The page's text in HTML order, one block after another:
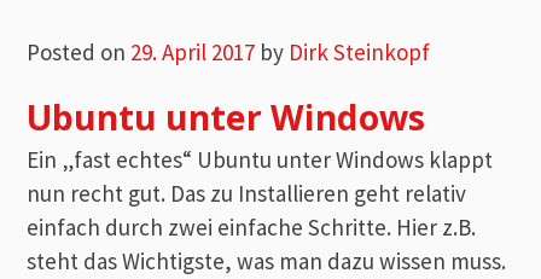
Posted on 29. April 2017 by Dirk Steinkopf
Ubuntu unter Windows
Ein „fast echtes“ Ubuntu unter Windows klappt
nun recht gut. Das zu Installieren geht relativ
einfach durch zwei einfache Schritte. Hier z.B.
steht das Wichtigste, was man dazu wissen muss.